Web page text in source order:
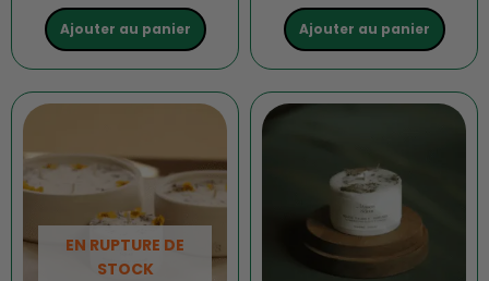
Ajouter au panier Ajouter au panier
EN RUPTURE DE
STOCK